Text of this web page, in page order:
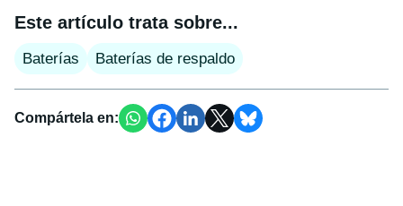
Este artículo trata sobre...
Baterías Baterías de respaldo
Compártela en: